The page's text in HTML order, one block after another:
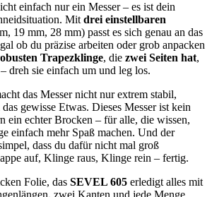
einfach nur ein Messer – es ist dein
Mit drei einstellbaren
19 mm, 28 mm) passt es sich genau an das
ob du präzise arbeiten oder grob anpacken
Trapezklinge, die zwei Seiten hat,
dreh sie einfach um und leg los.
das Messer nicht nur extrem stabil,
gewisse Etwas. Dieses Messer ist kein
ein echter Brocken – für alle, die wissen,
einfach mehr Spaß machen. Und der
dass du dafür nicht mal groß
auf, Klinge raus, Klinge rein – fertig.
Folie, das SEVEL 605 erledigt alles mit